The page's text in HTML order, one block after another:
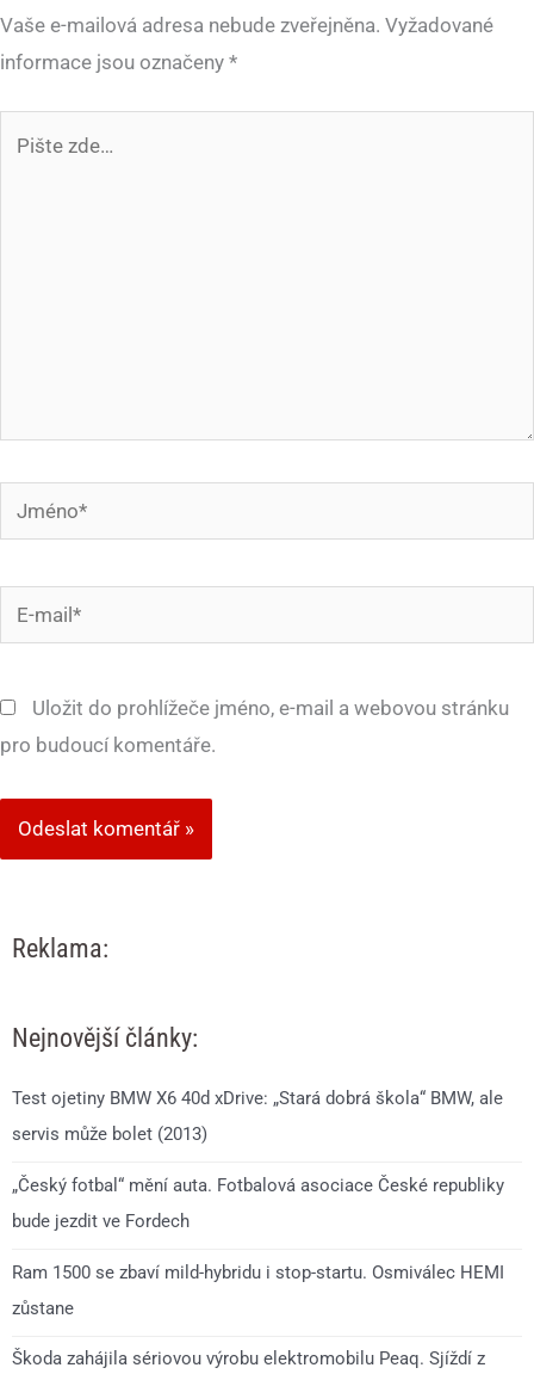
Vaše e-mailová adresa nebude zveřejněna. Vyžadované
informace jsou označeny *
Jméno*
mail*
Uložit do prohlížeče jméno, e-mail a webovou stránku
pro budoucí komentáře.
Reklama:
Nejnovější články:
Test ojetiny BMW X6 40d xDrive: „Stará dobrá škola“ BMW, ale
servis může bolet (2013)
„Český fotbal“ mění auta. Fotbalová asociace České republiky
bude jezdit ve Fordech
Ram 1500 se zbaví mild-hybridu i stop-startu. Osmiválec HEMI
zůstane
Škoda zahájila sériovou výrobu elektromobilu Peaq. Sjíždí z